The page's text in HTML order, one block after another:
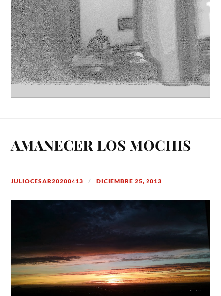
AMANECER LOS MOCHIS
JULIOCESAR20200413 DICIEMBRE 25, 2013